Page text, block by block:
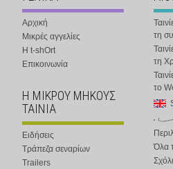
Αρχική
Μικρές αγγελίες
Η t-shOrt
Επικοινωνία
Η ΜΙΚΡΟΥ ΜΗΚΟΥΣ
ΤΑΙΝΙΑ
Ειδήσεις
Τράπεζα σεναρίων
Trailers
τη
τη
το
Όλα